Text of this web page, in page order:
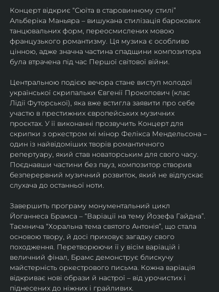
Концерт відкриє “Сюїта в старовинному стилі”
Альберіка Маньяра – вишукана стилізація барокових
танцювальних форм, переосмислених мовою
французького романтизму. Ця музика є особливо
цінною, адже значна частина спадщини композитора
була втрачена під час Першої світової війни.
Центральною подією вечора стане виступ молодої
української скрипальки Євгенії Прокопович (клас
Лідії Футорської), яка вже встигла заявити про себе
участю в престижних європейських музичних
проєктах. У її виконанні прозвучить Концерт для
скрипки з оркестром мі мінор Фелікса Мендельсона –
один із найвідоміших творів романтичного
репертуару, який став новаторським для свого часу.
Поєднавши частини без пауз, композитор створив
безперервний музичний розвиток, який не відпускає
слухача до останньої ноти.
Завершить програму монументальний цикл
Йоганнеса Брамса – “Варіації на тему Йозефа Гайдна”.
Таємнича “Хоральна тема святого Антонія”, що стала
основою твору, й досі приховує загадку свого
походження. Перетворюючи її у вісім варіацій і
величний фінал, Брамс демонструє блискучу
майстерність оркестрового письма. Кожна варіація
відкриває нові образи й настрої – від урочистих і
піднесених до ніжних і грайливих.